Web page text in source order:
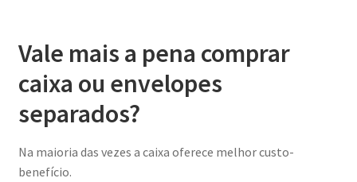
Vale mais a pena comprar
caixa ou envelopes
separados?
Na maioria das vezes a caixa oferece melhor custo-
benefício.